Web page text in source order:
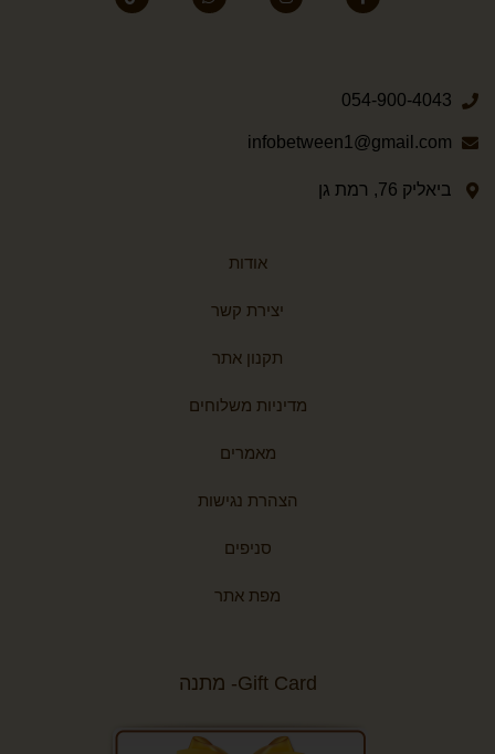
054-900-4043
infobetween1@gmail.com
ביאליק 76, רמת גן
אודות
יצירת קשר
תקנון אתר
מדיניות משלוחים
מאמרים
הצהרת נגישות
סניפים
מפת אתר
Gift Card- מתנה